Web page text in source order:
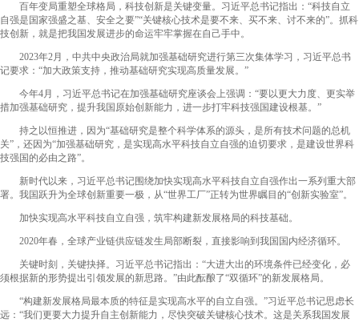
百年变局重塑全球格局，科技创新是关键变量。习近平总书记指出：“科技自立
自强是国家强盛之基、安全之要”“关键核心技术是要不来、买不来、讨不来的”。抓科
技创新，就是把我国发展进步的命运牢牢掌握在自己手中。
2023年2月，中共中央政治局就加强基础研究进行第三次集体学习，习近平总书
记要求：“加大政策支持，推动基础研究实现高质量发展。”
今年4月，习近平总书记在加强基础研究座谈会上强调：“要以更大力度、更实举
措加强基础研究，提升我国原始创新能力，进一步打牢科技强国建设根基。”
持之以恒推进，因为“基础研究是整个科学体系的源头，是所有技术问题的总机
关”，还因为“加强基础研究，是实现高水平科技自立自强的迫切要求，是建设世界科
技强国的必由之路”。
新时代以来，习近平总书记围绕加快实现高水平科技自立自强作出一系列重大部
署。我国跃升为全球创新重要一极，从“世界工厂”正转为世界瞩目的“创新实验室”。
加快实现高水平科技自立自强，筑牢构建新发展格局的科技基础。
2020年春，全球产业链供应链发生局部断裂，直接影响到我国国内经济循环。
关键时刻，关键抉择。习近平总书记指出：“大进大出的环境条件已经变化，必
须根据新的形势提出引领发展的新思路。”由此酝酿了“双循环”的新发展格局。
“构建新发展格局最本质的特征是实现高水平的自立自强。”习近平总书记思虑长
远：“我们更要大力提升自主创新能力，尽快突破关键核心技术。这是关系我国发展